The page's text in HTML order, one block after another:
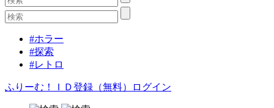
#ホラー
#探索
#レトロ
ふりーむ！ＩＤ登録（無料） ログイン